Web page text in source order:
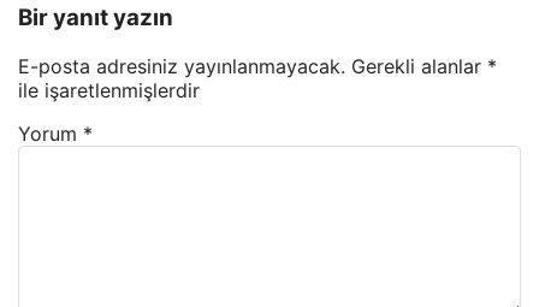
Bir yanıt yazın
E-posta adresiniz yayınlanmayacak. Gerekli alanlar *
ile işaretlenmişlerdir
Yorum *